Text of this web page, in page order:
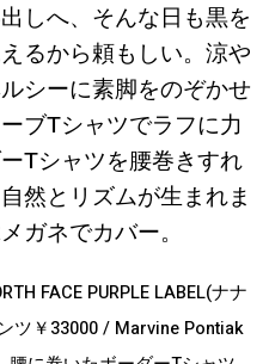
しへ、そんな日も黒を
るから頼もしい。涼や
シーに素脚をのぞかせ
ブTシャツでラフに力
Tシャツを腰巻きすれ
然とリズムが生まれま
ガネでカバー。
FACE PURPLE LABEL(ナナ
ツ￥33000 / Marvine Pontiak